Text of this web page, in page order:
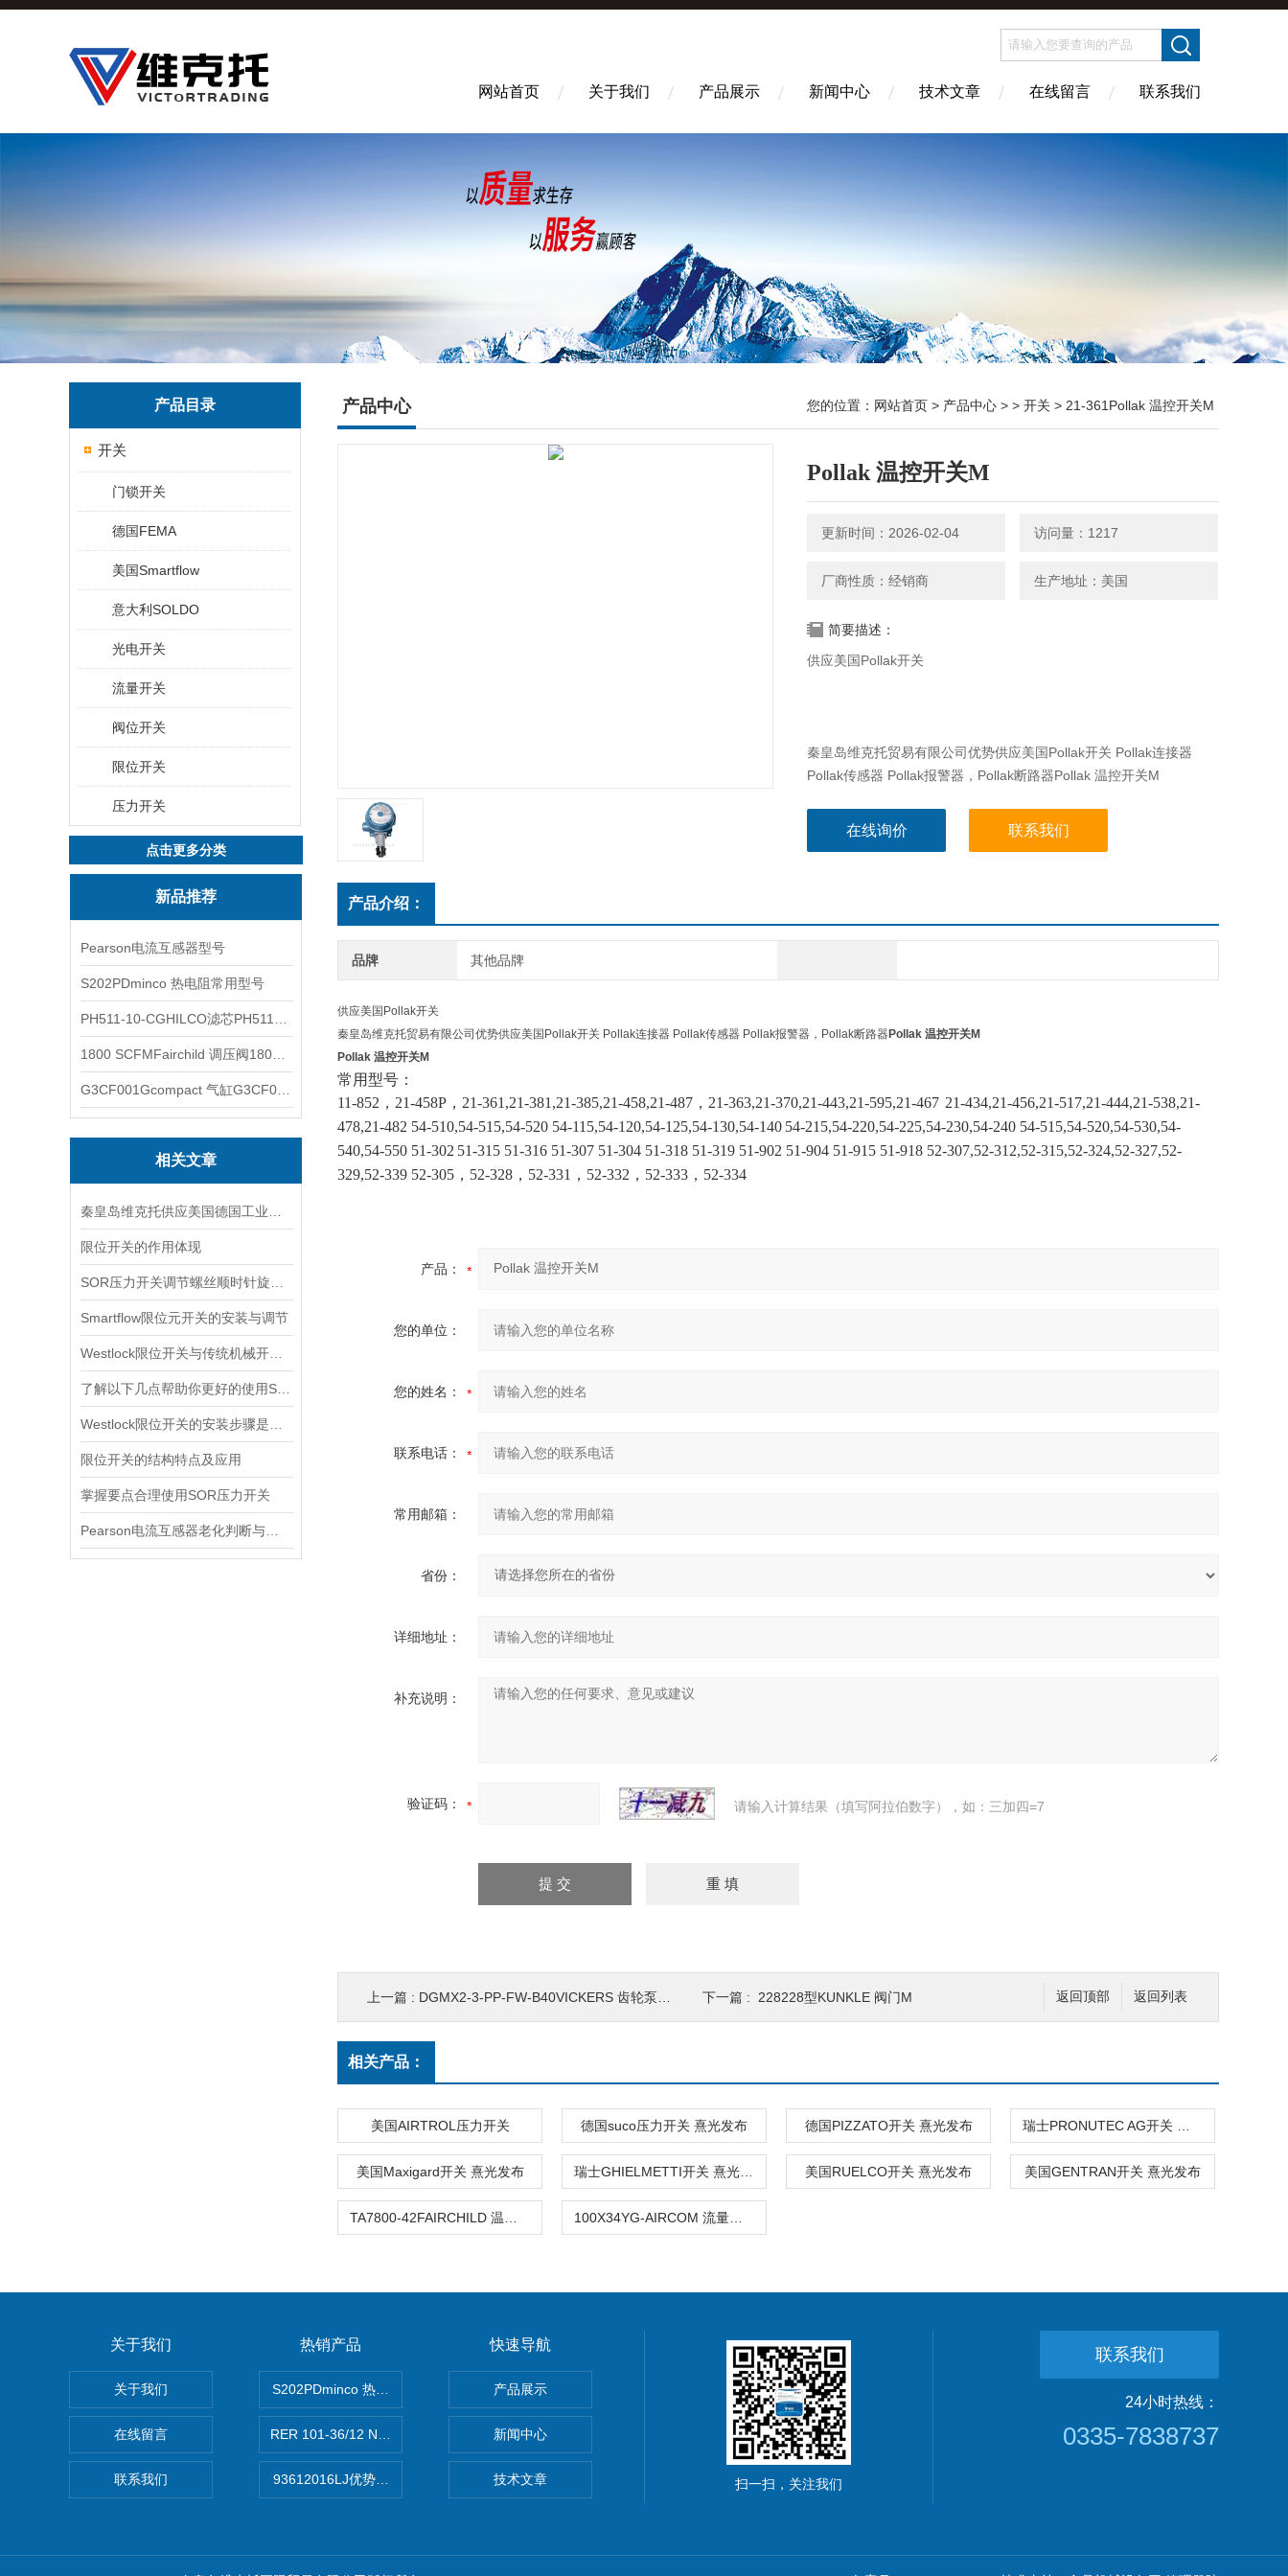
网站首页 关于我们 产品展示 新闻中心 技术文章 在线留言 联系我们
产品目录
开关
门锁开关
德国FEMA
美国Smartflow
意大利SOLDO
光电开关
流量开关
阀位开关
限位开关
压力开关
点击更多分类
新品推荐
Pearson电流互感器型号
S202PDminco 热电阻常用型号
相关文章
限位开关的作用体现
Smartflow限位元开关的安装与调节
限位开关的结构特点及应用
掌握要点合理使用SOR压力开关
产品中心 您的位置： 网站首页 > 产品中心 > > 开关 > 21-361Pollak 温控开关M
Pollak 温控开关M
更新时间：2026-02-04 访问量：1217
厂商性质：经销商 生产地址：美国
简要描述：
供应美国Pollak开关
秦皇岛维克托贸易有限公司优势供应美国Pollak开关 Pollak连接器
Pollak传感器 Pollak报警器，Pollak断路器Pollak 温控开关M
在线询价 联系我们
产品介绍：
品牌 其他品牌
供应美国Pollak开关
秦皇岛维克托贸易有限公司优势供应美国Pollak开关 Pollak连接器 Pollak传感器 Pollak报警器，Pollak断路器Pollak 温控开关M
Pollak 温控开关M
常用型号：
11-852 ， 21-458P ， 21-361,21-381,21-385,21-458,21-487，21-363,21-370,21-443,21-595,21-467 21-434,21-456,21-517,21-444,21-538,21-
478,21-482 54-510,54-515,54-520 54-115,54-120,54-125,54-130,54-140 54-215,54-220,54-225,54-230,54-240 54-515,54-520,54-530,54-
540,54-550 51-302 51-315 51-316 51-307 51-304 51-318 51-319 51-902 51-904 51-915 51-918 52-307,52-312,52-315,52-324,52-327,52-
329,52-339 52-305，52-328，52-331，52-332，52-333，52-334
产品：
您的单位：
您的姓名：
联系电话：
常用邮箱：
省份：
详细地址：
补充说明：
验证码： 请输入计算结果（填写阿拉伯数字），如：三加四=7
返回列表
返回顶部
上一篇 : DGMX2-3-PP-FW-B40VICKERS 齿轮泵电机M 下一篇 : 228228型KUNKLE 阀门M
相关产品：
美国AIRTROL压力开关 德国suco压力开关 熹光发布 德国PIZZATO开关 熹光发布
美国Maxigard开关 熹光发布 美国RUELCO开关 熹光发布 美国GENTRAN开关 熹光发布
关于我们
关于我们
在线留言
联系我们
热销产品
S202PDminco 热电阻
RER 101-36/12 NHH离心EBMPAPST 风扇
93612016LJ优势供应美国BEI编码器
快速导航
产品展示
新闻中心
技术文章 扫一扫，关注我们
联系我们
24小时热线：
0335-7838737